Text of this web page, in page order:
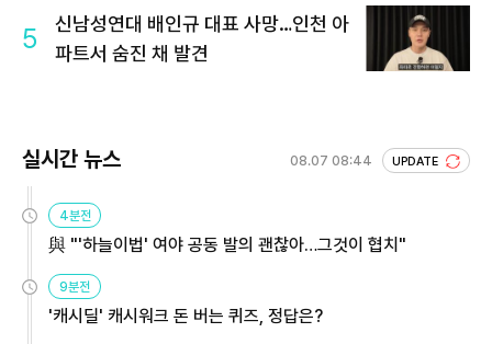
5
신남성연대 배인규 대표 사망…인천 아
파트서 숨진 채 발견
실시간 뉴스 08.07 08:44 UPDATE
4분전
與 "'하늘이법' 여야 공동 발의 괜찮아…그것이 협치"
9분전
'캐시딜' 캐시워크 돈 버는 퀴즈, 정답은?